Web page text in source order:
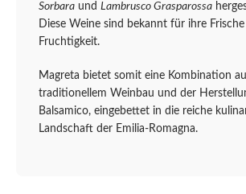
Sorbara und Lambrusco Grasparossa
Diese Weine sind bekannt für ihre Frische
Fruchtigkeit.
Magreta bietet somit eine Kombination
traditionellem Weinbau und der
Balsamico, eingebettet in die reiche
Landschaft der Emilia-Romagna.